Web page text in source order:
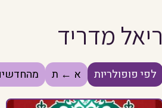
ריאל מדריד
לפי פופולריות א ← ת